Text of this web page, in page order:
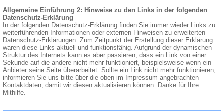
Allgemeine Einführung 2: Hinweise zu den Links in der folgenden
Datenschutz-Erklärung
In der folgenden Datenschutz-Erklärung finden Sie immer wieder Links zu
weiterführenden Informationen oder externen Hinweisen zu erweiterten
Datenschutz-Erklärungen. Zum Zeitpunkt der Erstellung dieser Erklärung
waren diese Links aktuell und funktionsfähig. Aufgrund der dynamischen
Struktur des Internets kann es aber passieren, dass ein Link von einer
Sekunde auf die andere nicht mehr funktioniert, beispielsweise wenn ein
Anbieter seine Seite überarbeitet. Sollte ein Link nicht mehr funktionieren,
informieren Sie uns bitte über die oben im Impressum angebrachten
Kontaktdaten, damit wir diesen aktualisieren können. Danke für Ihre
Mithilfe.